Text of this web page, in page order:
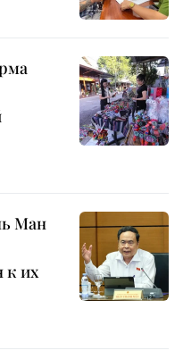
Ман
к их